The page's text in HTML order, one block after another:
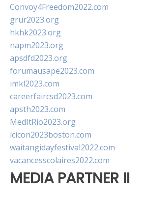
Convoy4Freedom2022.com
grur2023.org
hkhk2023.org
napm2023.org
apsdfd2023.org
forumausape2023.com
imkl2023.com
careerfaircsd2023.com
apsth2023.com
MedItRio2023.org
lcicon2023boston.com
waitangidayfestival2022.com
vacancesscolaires2022.com
MEDIA PARTNER II